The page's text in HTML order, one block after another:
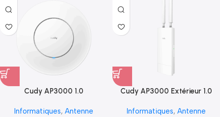
Cudy AP3000 1.0
Informatiques, Antenne
Cudy AP3000 Extérieur 1.0
Informatiques, Antenne